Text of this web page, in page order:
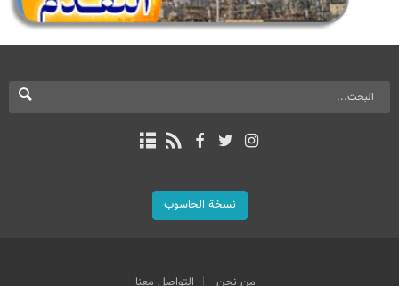
نسخة الحاسوب
من نحن التواصل معنا